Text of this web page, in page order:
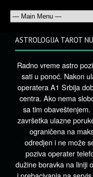
ASTROLOGIJA TAROT
Radno vreme astro
sati u ponoć. Nakon
operatera A1 Srbija
centra. Ako nema
sa tim
završetka ulazne
ograničena na
odredjen i ne može
poziva operater
dužine boravka na liniji